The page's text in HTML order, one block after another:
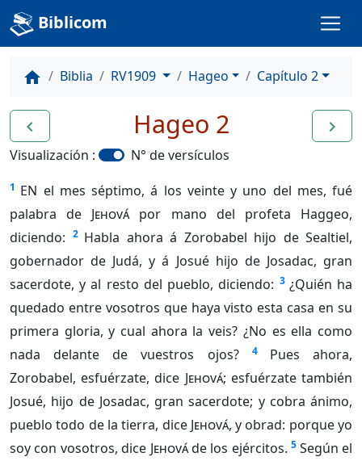
Biblicom
home Biblia RV1909 Hageo Capítulo 2
navigate_before navigate_next
Hageo 2
Visualización : N° de versículos
1 EN el mes séptimo, á los veinte y uno del mes, fué
palabra de Jehovápor mano del profeta Haggeo,
diciendo: 2 Habla ahora á Zorobabel hijo de Sealtiel,
gobernador de Judá, y á Josué hijo de Josadac, gran
sacerdote, y al resto del pueblo, diciendo: 3 ¿Quién ha
quedado entre vosotros que haya visto esta casa en su
primera gloria, y cual ahora la veis? ¿No es ella como
nada delante de vuestros ojos?
4
Pues ahora,
Zorobabel, esfuérzate, dice Jehová; esfuérzate también
Josué, hijo de Josadac, gran sacerdote; y cobra ánimo,
pueblo todo de la tierra, dice Jehová, y obrad: porque yo
soy con vosotros, dice Jehováde los ejércitos. 5 Según el